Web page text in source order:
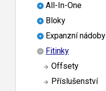
All-In-One
Bloky
Expanzní nádoby
Fitinky
Offsety
Příslušenství